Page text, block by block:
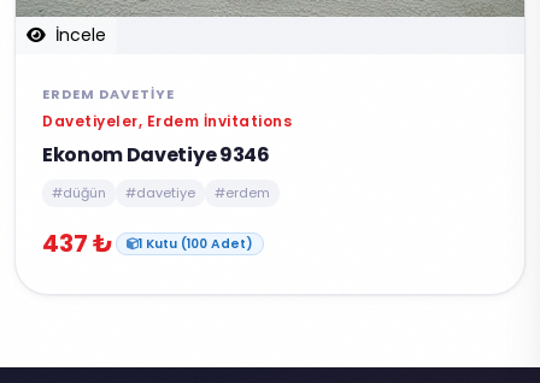
İncele
ERDEM DAVETIYE
Davetiyeler, Erdem İnvitations
Ekonom Davetiye 9346
#düğün #davetiye #erdem
437 ₺ 1 Kutu (100 Adet)